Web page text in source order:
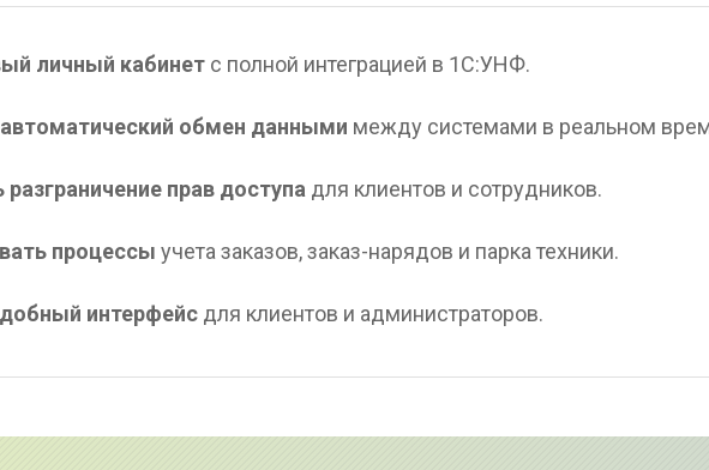
личный кабинет с полной интеграцией в 1С:УНФ.
обмен данными между системами в реальном
разграничение прав доступа для клиентов и сотрудников.
процессы учета заказов, заказ-нарядов и парка техники.
интерфейс для клиентов и администраторов.